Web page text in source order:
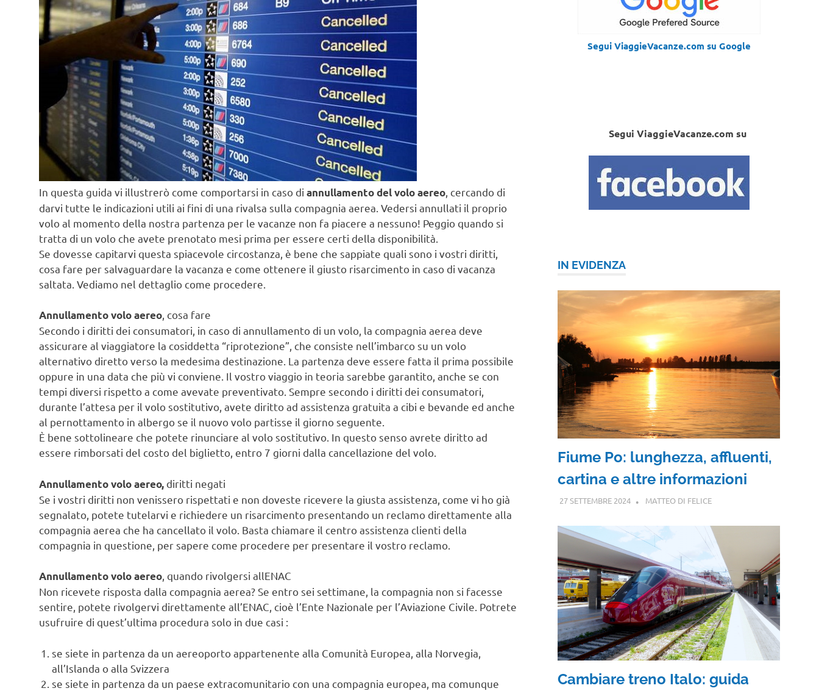
In questa guida vi illustrerò come comportarsi in caso di annullamento del volo aereo , cercando di
darvi tutte le indicazioni utili ai fini di una rivalsa sulla compagnia aerea. Vedersi annullati il proprio
volo al momento della nostra partenza per le vacanze non fa piacere a nessuno! Peggio quando si
tratta di un volo che avete prenotato mesi prima per essere certi della disponibilità.
Se dovesse capitarvi questa spiacevole circostanza, è bene che sappiate quali sono i vostri diritti,
cosa fare per salvaguardare la vacanza e come ottenere il giusto risarcimento in caso di vacanza
saltata. Vediamo nel dettaglio come procedere.
Annullamento volo aereo, cosa fare
Secondo i diritti dei consumatori, in caso di annullamento di un volo, la compagnia aerea deve
assicurare al viaggiatore la cosiddetta “riprotezione”, che consiste nell’imbarco su un volo
alternativo diretto verso la medesima destinazione. La partenza deve essere fatta il prima possibile
oppure in una data che più vi conviene. Il vostro viaggio in teoria sarebbe garantito, anche se con
tempi diversi rispetto a come avevate preventivato. Sempre secondo i diritti dei consumatori,
durante l’attesa per il volo sostitutivo, avete diritto ad assistenza gratuita a cibi e bevande ed anche
al pernottamento in albergo se il nuovo volo partisse il giorno seguente.
È bene sottolineare che potete rinunciare al volo sostitutivo. In questo senso avrete diritto ad
essere rimborsati del costo del biglietto, entro 7 giorni dalla cancellazione del volo.
Annullamento volo aereo, diritti negati
Se i vostri diritti non venissero rispettati e non doveste ricevere la giusta assistenza, come vi ho già
segnalato, potete tutelarvi e richiedere un risarcimento presentando un reclamo direttamente alla
compagnia aerea che ha cancellato il volo. Basta chiamare il centro assistenza clienti della
compagnia in questione, per sapere come procedere per presentare il vostro reclamo.
Annullamento volo aereo, quando rivolgersi allENAC
Non ricevete risposta dalla compagnia aerea? Se entro sei settimane, la compagnia non si facesse
sentire, potete rivolgervi direttamente all’ENAC, cioè l’Ente Nazionale per l’Aviazione Civile. Potrete
usufruire di quest’ultima procedura solo in due casi :
se siete in partenza da un aereoporto appartenente alla Comunità Europea, alla Norvegia,
all’Islanda o alla Svizzera
se siete in partenza da un paese extracomunitario con una compagnia europea, ma comunque
Segui ViaggieVacanze.com su Google
Segui ViaggieVacanze.com su
IN EVIDENZA
Fiume Po: lunghezza, affluenti,
cartina e altre informazioni
27 SETTEMBRE 2024 MATTEO DI FELICE
Cambiare treno Italo: guida